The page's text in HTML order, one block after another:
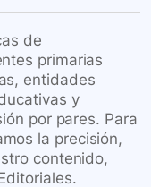
de
primarias
entidades
y
por pares. Para
la precisión,
contenido,